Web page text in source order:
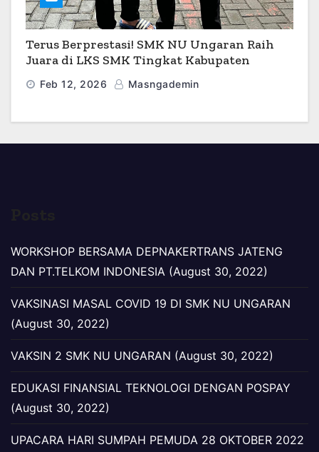
Terus Berprestasi! SMK NU Ungaran Raih
Juara di LKS SMK Tingkat Kabupaten
Feb 12, 2026 Masngademin
WORKSHOP BERSAMA DEPNAKERTRANS JATENG
DAN PT.TELKOM INDONESIA (August 30, 2022)
VAKSINASI MASAL COVID 19 DI SMK NU UNGARAN
(August 30, 2022)
VAKSIN 2 SMK NU UNGARAN (August 30, 2022)
EDUKASI FINANSIAL TEKNOLOGI DENGAN POSPAY
(August 30, 2022)
UPACARA HARI SUMPAH PEMUDA 28 OKTOBER 2022